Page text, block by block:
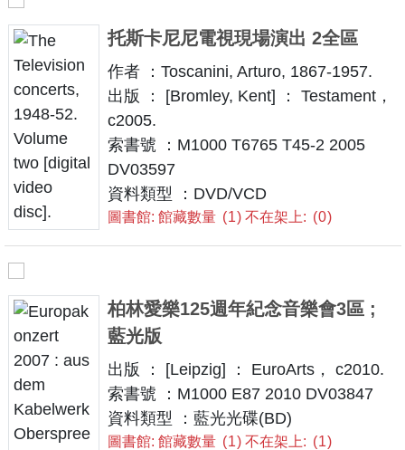
托斯卡尼尼電視現場演出 2全區
作者 ：Toscanini, Arturo, 1867-1957.
出版 ： [Bromley, Kent] ： Testament，
c2005.
索書號 ：M1000 T6765 T45-2 2005
DV03597
資料類型 ：DVD/VCD
圖書館: 館藏數量 1 不在架上: 0
柏林愛樂125週年紀念音樂會3區 ;
藍光版
出版 ： [Leipzig] ： EuroArts， c2010.
索書號 ：M1000 E87 2010 DV03847
資料類型 ：藍光光碟(BD)
圖書館: 館藏數量 1 不在架上: 1